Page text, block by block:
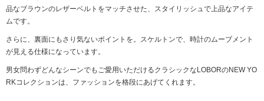
品なブラウンのレザーベルトをマッチさせた、スタイリッシュで上品なアイテ
ムです。
さらに、裏面にもさり気ないポイントを。スケルトンで、時計のムーブメント
が見える仕様になっています。
男女問わずどんなシーンでもご愛用いただけるクラシックなLOBORのNEW YO
RKコレクションは、ファッションを格段にあげてくれます。